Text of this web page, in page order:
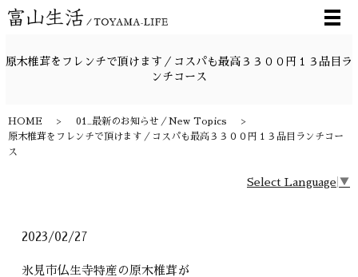
メ
原木椎茸をフレンチで頂けます／コスパも最高３３００円１３品目ラ
ンチコース
HOME
01_最新のお知らせ／New Topics
原木椎茸をフレンチで頂けます／コスパも最高３３００円１３品目ランチコー
ス
Select Language ▼
2023/02/27
氷見市仏生寺特産の原木椎茸が